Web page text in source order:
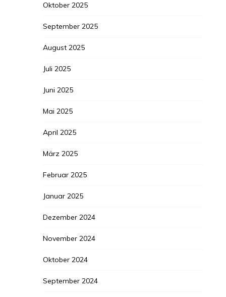
Oktober 2025
September 2025
August 2025
Juli 2025
Juni 2025
Mai 2025
April 2025
März 2025
Februar 2025
Januar 2025
Dezember 2024
November 2024
Oktober 2024
September 2024